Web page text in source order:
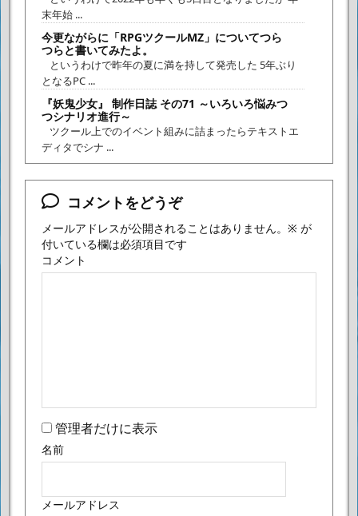
末年始 ...
今更ながらに「RPGツクールMZ」についてつら
つらと書いてみたよ。
というわけで昨年の夏に満を持して発売した 5年ぶり
となるPC ...
『妖鬼少女』 制作日誌 その71 ～いろいろ悩みつ
つシナリオ進行～
ツクール上でのイベント組みに詰まったらテキストエ
ディタでシナ ...
コメントをどうぞ
メールアドレスが公開されることはありません。 ※ が
付いている欄は必須項目です
コメント
管理者だけに表示
名前
メールアドレス